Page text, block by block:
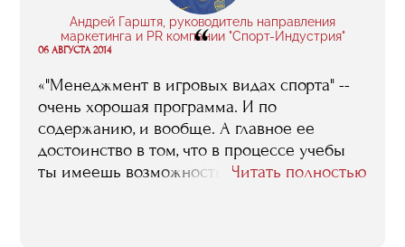
Андрей Гарштя, руководитель направления
маркетинга и PR компании "Спорт-Индустрия"
“
06 АВГУСТА 2014
«"Менеджмент в игровых видах спорта" --
очень хорошая программа. И по
содержанию, и вообще. А главное ее
достоинство в том, что в процессе учебы
ты имеешь возможность в течение целого
Читать полностью